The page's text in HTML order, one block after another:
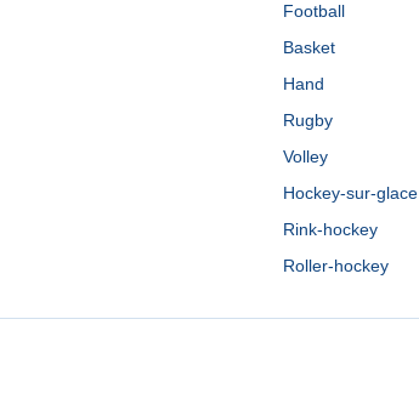
Football
Basket
Hand
Rugby
Volley
Hockey-sur-glace
Rink-hockey
Roller-hockey